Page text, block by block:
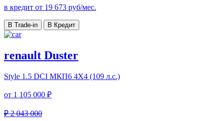
в кредит от 19 673 руб/мес.
В Trade-in В Кредит
renault Duster
Style 1.5 DCI МКП6 4Х4 (109 л.с.)
от 1 105 000 ₽
₽ 2 043 000